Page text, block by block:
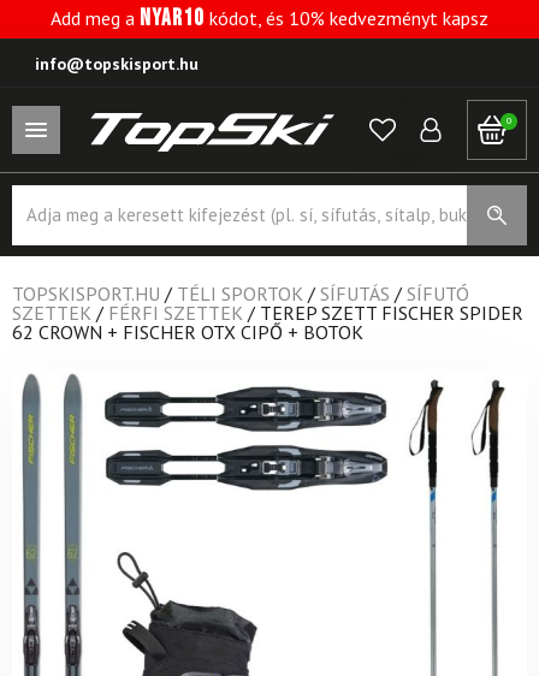
Add meg a NYAR10 kódot, és 10% kedvezményt kapsz
info@topskisport.hu
0
search
TOPSKISPORT.HU / TÉLI SPORTOK / SÍFUTÁS / SÍFUTÓ
SZETTEK / FÉRFI SZETTEK / TEREP SZETT FISCHER SPIDER
62 CROWN + FISCHER OTX CIPŐ + BOTOK